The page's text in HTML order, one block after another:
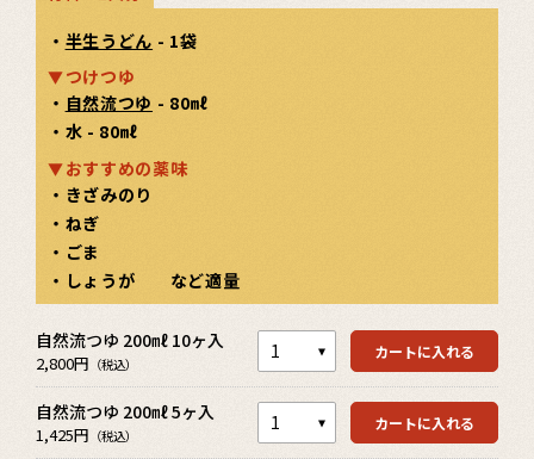
・ 半生うどん - 1袋
つけつゆ
・ 自然流つゆ - 80㎖
・水 - 80㎖
おすすめの薬味
・きざみのり
・ねぎ
・ごま
・しょうが など適量
自然流つゆ 200㎖ 10ヶ入
2,800円 （税込）
カートに入れる
自然流つゆ 200㎖ 5ヶ入
1,425円 （税込）
カートに入れる
カートを見る
カートを見る